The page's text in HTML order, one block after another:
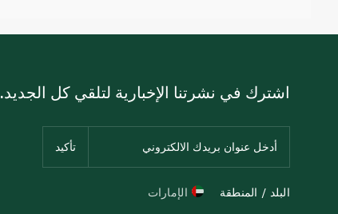
اشترك في نشرتنا الإخبارية لتلقي كل الجديد.
البلد / المنطقة الإمارات